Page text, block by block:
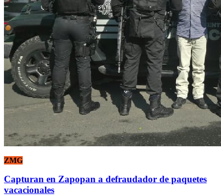
ZMG
Capturan en Zapopan a defraudador de paquetes
vacacionales